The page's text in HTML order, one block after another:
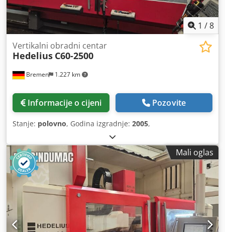
1 /8
Bremen 1.227 km
Vertikalni obradni centar
Hedelius C60-2500
Informacije o cijeni Pozovite
Stanje: polovno, Godina izgradnje: 2005,
Mali oglas